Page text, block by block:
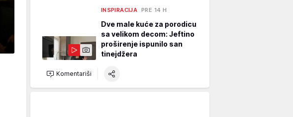
INSPIRACIJA PRE 14 H
Dve male kuće za porodicu
sa velikom decom: Jeftino
proširenje ispunilo san
tinejdžera
Komentariši